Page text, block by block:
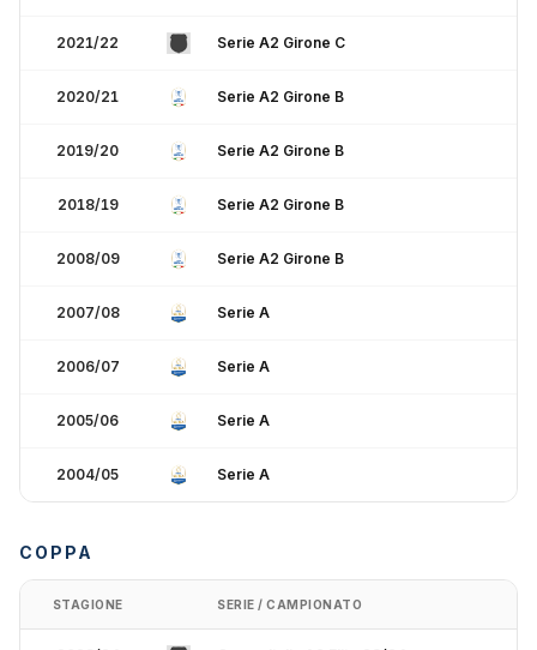
2021/22 Serie A2 Girone C
2020/21 Serie A2 Girone B
2019/20 Serie A2 Girone B
2018/19 Serie A2 Girone B
2008/09 Serie A2 Girone B
2007/08 Serie A
2006/07 Serie A
2005/06 Serie A
2004/05 Serie A
COPPA
STAGIONE SERIE / CAMPIONATO